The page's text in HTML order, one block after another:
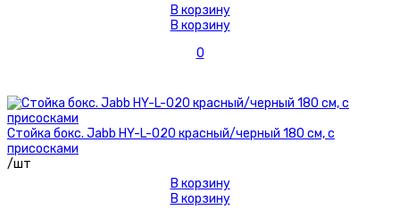
В корзину
В корзину
0
Стойка бокс. Jabb HY-L-020 красный/черный 180 см, с
присосками
/шт
В корзину
В корзину